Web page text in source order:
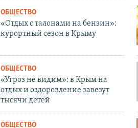
ОБЩЕСТВО
«Отдых с талонами на бензин»:
курортный сезон в Крыму
ОБЩЕСТВО
«Угроз не видим»: в Крым на
отдых и оздоровление завезут
тысячи детей
ОБЩЕСТВО